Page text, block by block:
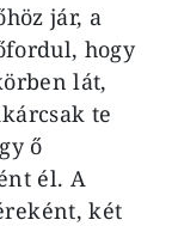
jár, a
hogy
lát,
te
ő
él. A
két